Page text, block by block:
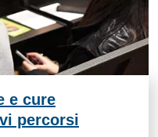
e cure
percorsi